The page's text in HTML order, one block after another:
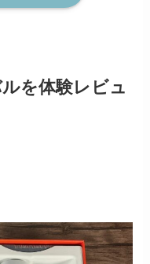
を体験レビュ